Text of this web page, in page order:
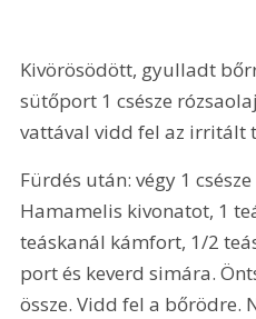
Kivörösödött, gyulladt
sütőport 1 csésze
vattával vidd fel az irritált
Fürdés után: végy 1
Hamamelis kivonatot, 1
teáskanál kámfort, 1/2
port és keverd simára.
össze. Vidd fel a bőrödre.